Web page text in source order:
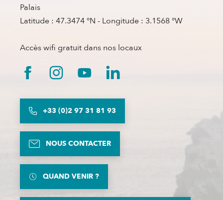
Palais
Latitude : 47.3474 °N - Longitude : 3.1568 °W
Accès wifi gratuit dans nos locaux
+33 (0)2 97 31 81 93
NOUS CONTACTER
QUAND VENIR ?